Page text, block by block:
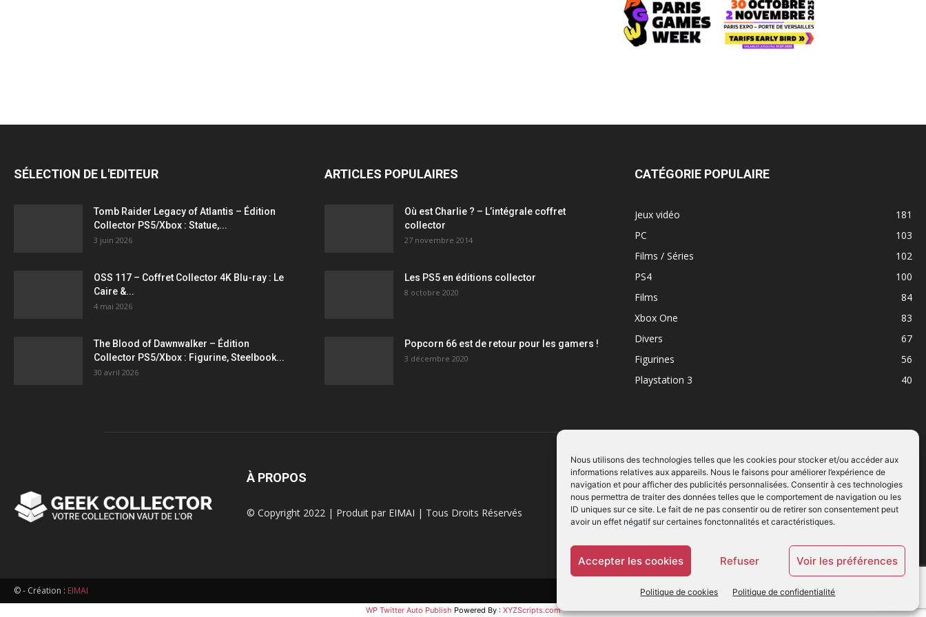
Nous utilisons des technologies telles que les cookies pour stocker et/ou accéder aux
informations relatives aux appareils. Nous le faisons pour améliorer l’expérience de
navigation et pour afficher des publicités personnalisées. Consentir à ces technologies
nous permettra de traiter des données telles que le comportement de navigation ou les
ID uniques sur ce site. Le fait de ne pas consentir ou de retirer son consentement peut
avoir un effet négatif sur certaines fonctonnalités et caractéristiques.
Accepter les cookies Refuser Voir les préférences
Politique de cookies Politique de confidentialité
statuettes
SÉLECTION DE L'EDITEUR
Tomb Raider Legacy of Atlantis – Édition
Collector PS5/Xbox : Statue,...
3 juin 2026
OSS 117 – Coffret Collector 4K Blu-ray : Le
Caire &...
4 mai 2026
The Blood of Dawnwalker – Édition
Collector PS5/Xbox : Figurine, Steelbook...
30 avril 2026
ARTICLES POPULAIRES
Où est Charlie ? – L’intégrale coffret
collector
27 novembre 2014
Les PS5 en éditions collector
8 octobre 2020
Popcorn 66 est de retour pour les gamers !
3 décembre 2020
CATÉGORIE POPULAIRE
Jeux vidéo
181
PC
103
Films / Séries
102
PS4
100
Films
84
Xbox One
83
Divers
67
Figurines
56
Playstation 3
40
À PROPOS
© Copyright 2022 | Produit par EIMAI | Tous Droits Réservés
SUIVEZ NOUS
© - Création : EIMAI
WP Twitter Auto Publish Powered By : XYZScripts.com